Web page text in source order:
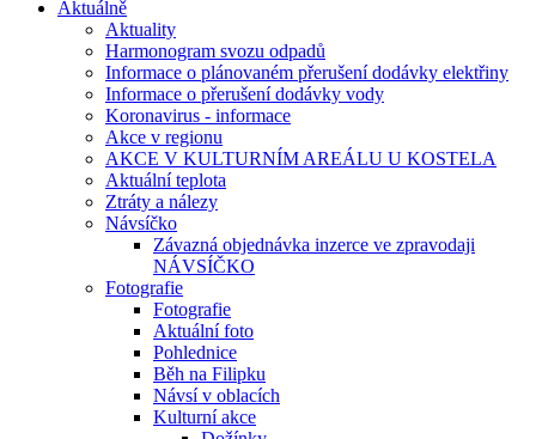
Aktuálně
Aktuality
Harmonogram svozu odpadů
Informace o plánovaném přerušení dodávky elektřiny
Informace o přerušení dodávky vody
Koronavirus - informace
Akce v regionu
AKCE V KULTURNÍM AREÁLU U KOSTELA
Aktuální teplota
Ztráty a nálezy
Návsíčko
Závazná objednávka inzerce ve zpravodaji
NÁVSÍČKO
Fotografie
Fotografie
Aktuální foto
Pohlednice
Běh na Filipku
Návsí v oblacích
Kulturní akce